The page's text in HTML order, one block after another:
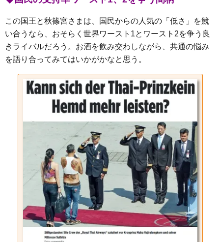
この国王と秋篠宮さまは、国民からの人気の「低さ」を競
い合うなら、おそらく世界ワースト1とワースト2を争う良
きライバルだろう。お酒を飲み交わしながら、共通の悩み
を語り合ってみてはいかがかなと思う。